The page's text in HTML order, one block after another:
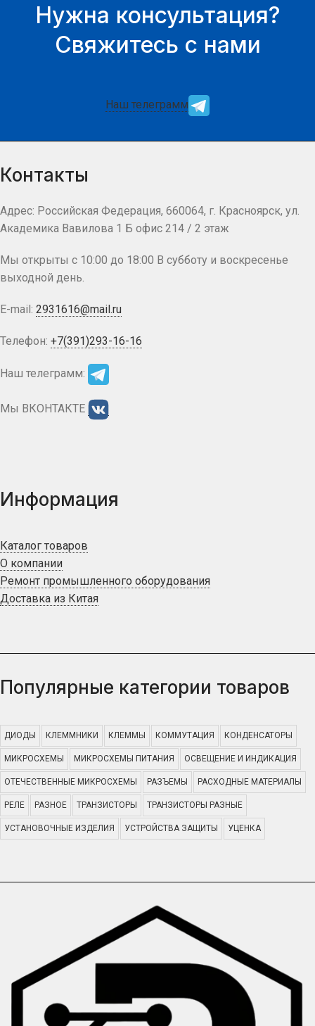
Нужна консультация?
Свяжитесь с нами
Наш телеграмм
Контакты
Адрес: Российская Федерация, 660064, г. Красноярск, ул.
Академика Вавилова 1 Б офис 214 / 2 этаж
Мы открыты с 10:00 до 18:00 В субботу и воскресенье
выходной день.
E-mail: 2931616@mail.ru
Телефон: +7(391)293-16-16
Наш телеграмм:
Мы ВКОНТАКТЕ
Информация
Каталог товаров
О компании
Ремонт промышленного оборудования
Доставка из Китая
Популярные категории товаров
ДИОДЫ КЛЕММНИКИ КЛЕММЫ КОММУТАЦИЯ КОНДЕНСАТОРЫ
МИКРОСХЕМЫ МИКРОСХЕМЫ ПИТАНИЯ ОСВЕЩЕНИЕ И ИНДИКАЦИЯ
ОТЕЧЕСТВЕННЫЕ МИКРОСХЕМЫ РАЗЪЕМЫ РАСХОДНЫЕ МАТЕРИАЛЫ
РЕЛЕ РАЗНОЕ ТРАНЗИСТОРЫ ТРАНЗИСТОРЫ РАЗНЫЕ
УСТАНОВОЧНЫЕ ИЗДЕЛИЯ УСТРОЙСТВА ЗАЩИТЫ УЦЕНКА